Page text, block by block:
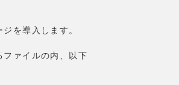
を導入します。
ァイルの内、以下